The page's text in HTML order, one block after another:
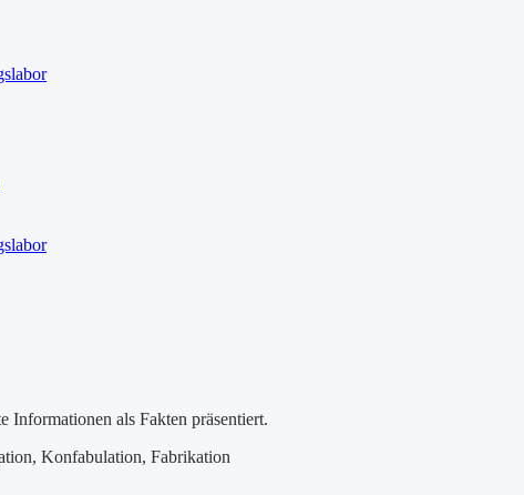
Informationen als Fakten präsentiert.
Konfabulation, Fabrikation